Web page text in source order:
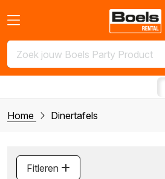
Home Dinertafels
Fitleren